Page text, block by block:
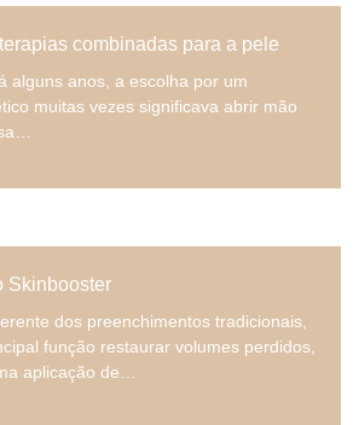
combinadas para a pele
alguns anos, a escolha por um
muitas vezes significava abrir mão
Skinbooster
dos preenchimentos tradicionais,
função restaurar volumes perdidos,
aplicação de…